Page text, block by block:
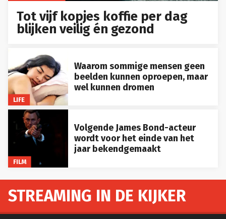
Tot vijf kopjes koffie per dag
blijken veilig én gezond
LIFE
Waarom sommige mensen geen
beelden kunnen oproepen, maar
wel kunnen dromen
FILM
Volgende James Bond-acteur
wordt voor het einde van het
jaar bekendgemaakt
STREAMING IN DE KIJKER